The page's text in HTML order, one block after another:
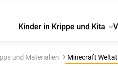
Kinder in Krippe und Kita
und Materialien Minecraft